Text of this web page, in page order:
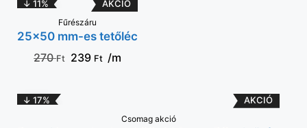
↓ 11%
KOSÁRBA
Fűrészáru
25×50 mm-es tetőléc
270Ft 239 Ft /m
↓ 17%
KOSÁRBA
Csomag akció